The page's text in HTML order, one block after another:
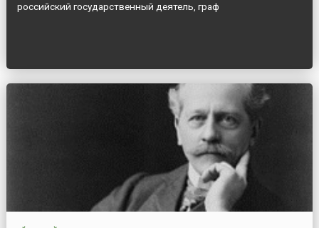
российский государственный деятель, граф